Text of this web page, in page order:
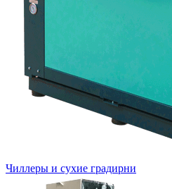
Чиллеры и сухие градирни